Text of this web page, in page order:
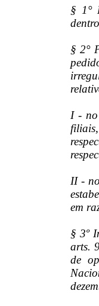
§ 1°
§ 2°
I - no
II -
em
§ 3º
arts.
de